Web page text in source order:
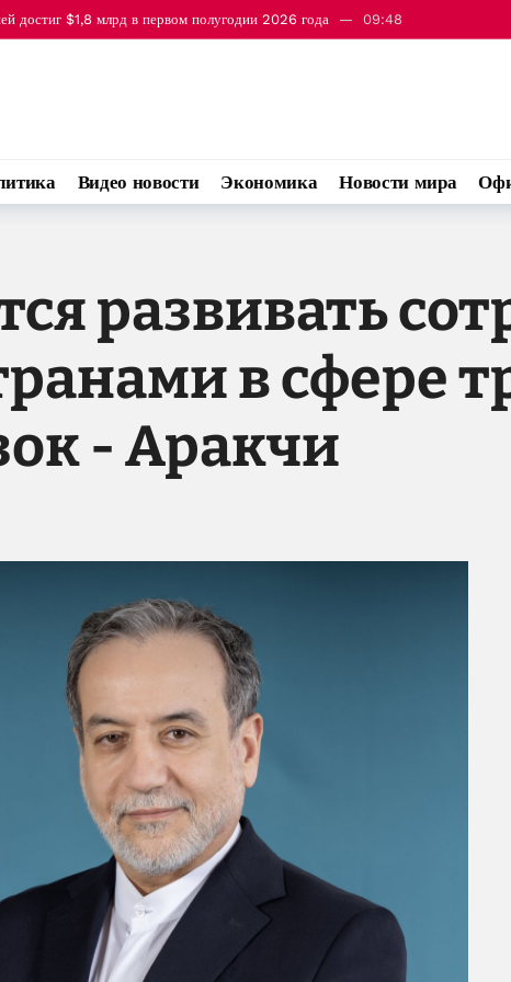
достиг $1,8 млрд в первом полугодии 2026 года 09:48
Видео новости Экономика Новости мира
развивать
в сфере
- Аракчи